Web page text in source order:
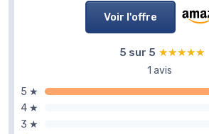
Voir l'offre
5 sur 5 ★★★★★
★★★★★
1 avis
5 ★
4 ★
3 ★